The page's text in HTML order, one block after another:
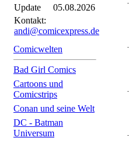
Update
05.08.2026
Kontakt:
andi@comicexpress.de
Comicwelten
Bad Girl Comics
Cartoons und
Comicstrips
Conan und seine Welt
DC - Batman
Universum